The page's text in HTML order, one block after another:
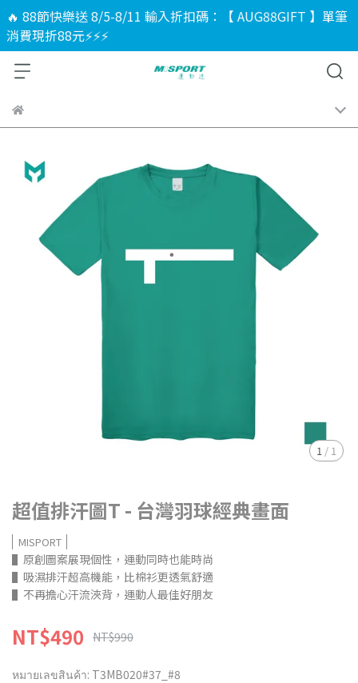
🔥 88節快樂送 8/5-8/11 輸入折扣碼：【 AUG88GIFT 】單筆
消費現折88元⚡⚡⚡
1 / 1
超值排汗圖T - 台灣羽球經典畫面
MISPORT
▌原創圖案展現個性，運動同時也能時尚
▌吸濕排汗超高機能，比棉衫更透氣舒適
▌不再擔心汗流浹背，運動人最佳好朋友
NT$490 NT$990
หมายเลขสินค้า: T3MB020#37_#8